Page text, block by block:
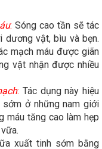
: Sóng cao tần sẽ tác
vật, bìu và bẹn.
mạch máu được giãn
vật nhận được nhiều
: Tác dụng này hiệu
ở những nam giới
máu tăng cao làm hẹp
xuất tinh sớm bằng